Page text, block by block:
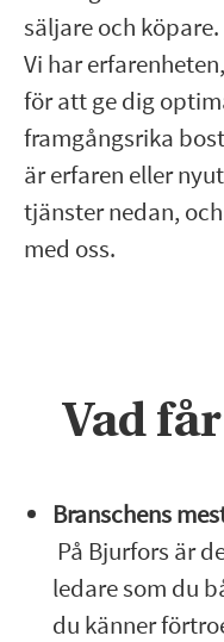
säljare och köpare.
Vi har
för att ge dig
framgångsrika
är erfaren eller
tjänster nedan,
med oss.
Vad
Branschens
På Bjurfors är
ledare som du
du känner